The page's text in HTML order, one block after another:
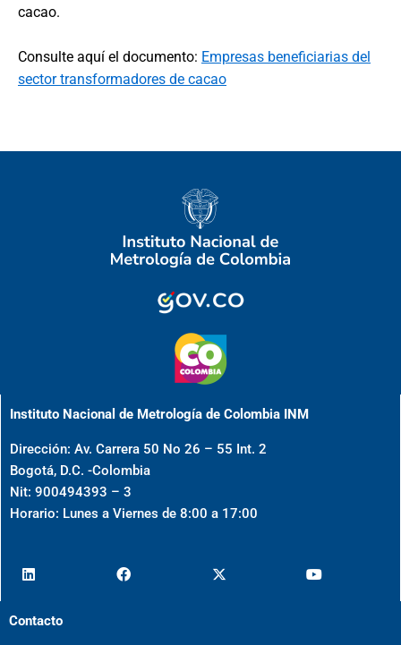
cacao.
Consulte aquí el documento: Empresas beneficiarias del
sector transformadores de cacao
Instituto Nacional de Metrología de Colombia INM
Dirección: Av. Carrera 50 No 26 – 55 Int. 2
Bogotá, D.C. -Colombia
Nit: 900494393 – 3
Horario: Lunes a Viernes de 8:00 a 17:00
Contacto